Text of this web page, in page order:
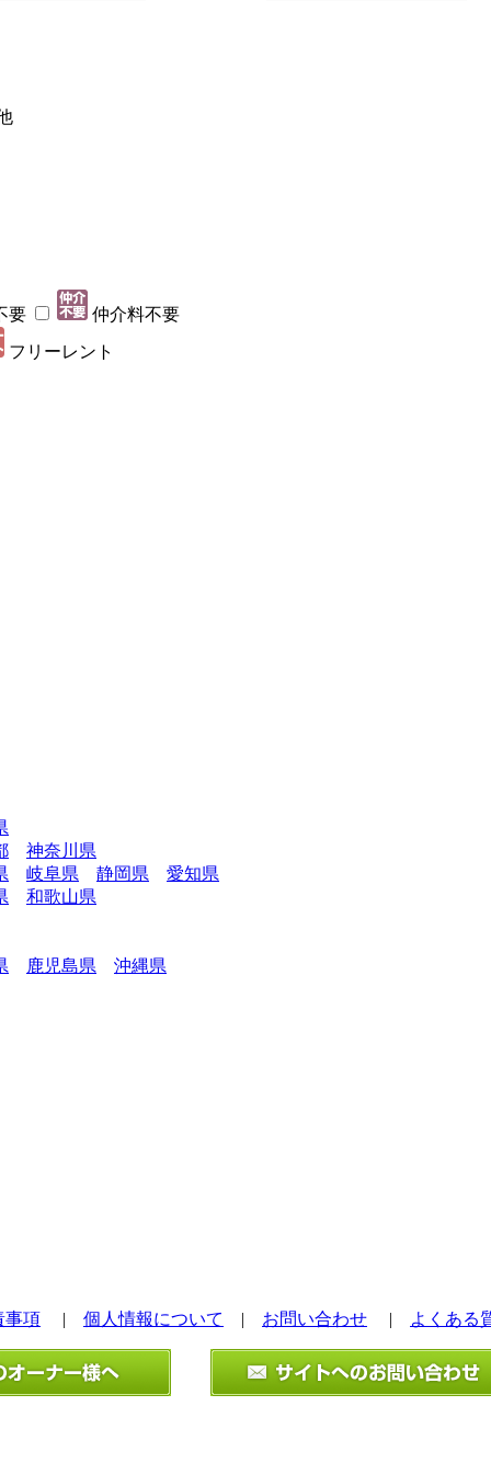
要
仲介料不要
フリーレント
神奈川県
岐阜県 静岡県
愛知県
和歌山県
鹿児島県 沖縄県
事項 | 個人情報について | お問い合わせ | よくある